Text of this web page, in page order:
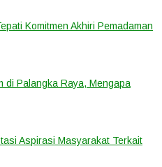
Komitmen Akhiri Pemadaman
di Palangka Raya, Mengapa
Aspirasi Masyarakat Terkait